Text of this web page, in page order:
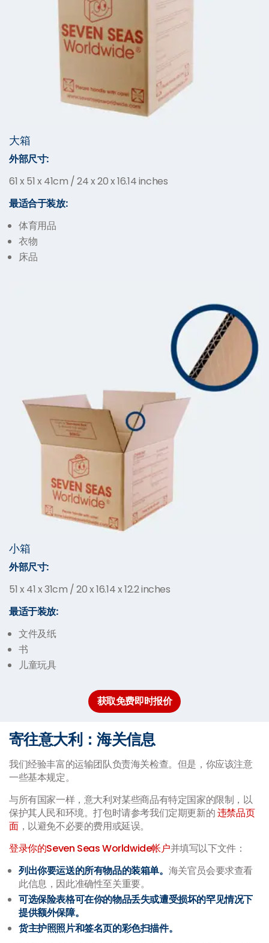
大箱
外部尺寸:
61 x 51 x 41cm / 24 x 20 x 16.14 inches
最适合于装放:
体育用品
衣物
床品
小箱
外部尺寸:
51 x 41 x 31cm / 20 x 16.14 x 12.2 inches
最适于装放:
文件及纸
书
儿童玩具
获取免费即时报价
寄往意大利：海关信息
我们经验丰富的运输团队负责海关检查。但是，你应该注意
一些基本规定。
与所有国家一样，意大利对某些商品有特定国家的限制，以
保护其人民和环境。打包时请参考我们定期更新的违禁品页
面，以避免不必要的费用或延误。
登录你的Seven Seas Worldwide帐户并填写以下文件：
列出你要运送的所有物品的装箱单。 海关官员会要求查看
此信息，因此准确性至关重要。
可选保险表格可在你的物品丢失或遭受损坏的罕见情况下
提供额外保障。
货主护照照片和签名页的彩色扫描件。